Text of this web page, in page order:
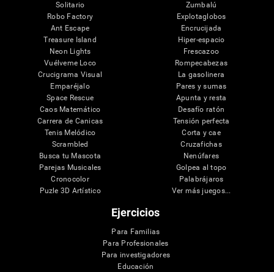
Solitario
Robo Factory
Ant Escape
Treasure Island
Neon Lights
Vuélveme Loco
Crucigrama Visual
Emparéjalo
Space Rescue
Caos Matemático
Carrera de Canicas
Tenis Melódico
Scrambled
Busca tu Mascota
Parejas Musicales
Cronocolor
Puzle 3D Artístico
Zumbalú
Explotaglobos
Encrucijada
Hiper-espacio
Frescazoo
Rompecabezas
La gasolinera
Pares y sumas
Apunta y resta
Desafío ratón
Tensión perfecta
Corta y cae
Cruzafichas
Nenúfares
Golpea al topo
Palabrájaros
Ver más juegos...
Ejercicios
Para Familias
Para Profesionales
Para investigadores
Educación